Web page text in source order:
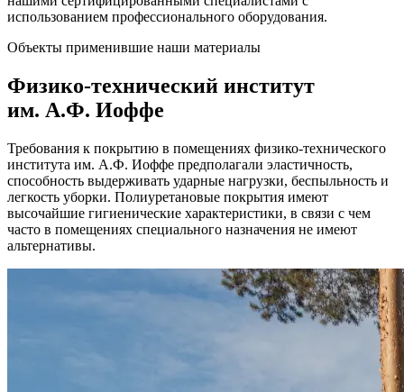
использованием профессионального оборудования.
Объекты применившие наши материалы
Физико-технический институт
им. А.Ф. Иоффе
Требования к покрытию в помещениях физико-технического
института им. А.Ф. Иоффе предполагали эластичность,
способность выдерживать ударные нагрузки, беспыльность и
легкость уборки. Полиуретановые покрытия имеют
высочайшие гигиенические характеристики, в связи с чем
часто в помещениях специального назначения не имеют
альтернативы.